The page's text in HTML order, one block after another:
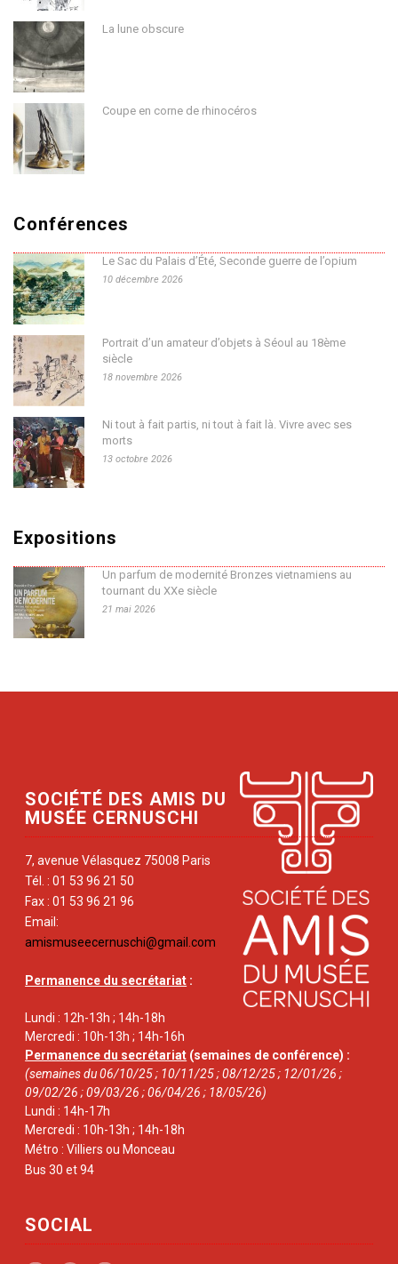
La lune obscure
Coupe en corne de rhinocéros
Conférences
Le Sac du Palais d’Été, Seconde guerre de l’opium
10 décembre 2026
Portrait d’un amateur d’objets à Séoul au 18ème
siècle
18 novembre 2026
Ni tout à fait partis, ni tout à fait là. Vivre avec ses
morts
13 octobre 2026
Expositions
Un parfum de modernité Bronzes vietnamiens au
tournant du XXe siècle
21 mai 2026
SOCIÉTÉ DES AMIS DU
MUSÉE CERNUSCHI
7, avenue Vélasquez 75008 Paris
Tél. : 01 53 96 21 50
Fax : 01 53 96 21 96
Email:
amismuseecernuschi@gmail.com
Permanence du secrétariat :
Lundi : 12h-13h ; 14h-18h
Mercredi : 10h-13h ; 14h-16h
Permanence du secrétariat (semaines de conférence) :
(semaines du 06/10/25 ; 10/11/25 ; 08/12/25 ; 12/01/26 ;
09/02/26 ; 09/03/26 ; 06/04/26 ; 18/05/26)
Lundi : 14h-17h
Mercredi : 10h-13h ; 14h-18h
Métro : Villiers ou Monceau
Bus 30 et 94
SOCIAL